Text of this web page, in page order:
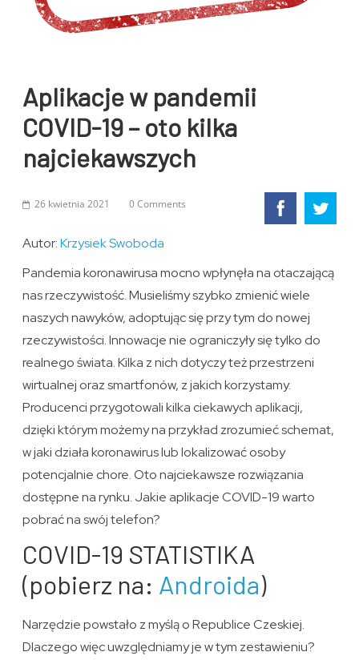
Aplikacje w pandemii
COVID-19 – oto kilka
najciekawszych
26 kwietnia 2021 0 Comments
Autor:Krzysiek Swoboda
Pandemia koronawirusa mocno wpłynęła na otaczającą
nas rzeczywistość. Musieliśmy szybko zmienić wiele
naszych nawyków, adoptując się przy tym do nowej
rzeczywistości. Innowacje nie ograniczyły się tylko do
realnego świata. Kilka z nich dotyczy też przestrzeni
wirtualnej oraz smartfonów, z jakich korzystamy.
Producenci przygotowali kilka ciekawych aplikacji,
dzięki którym możemy na przykład zrozumieć schemat,
w jaki działa koronawirus lub lokalizować osoby
potencjalnie chore. Oto najciekawsze rozwiązania
dostępne na rynku. Jakie aplikacje COVID-19 warto
pobrać na swój telefon?
COVID-19 STATISTIKA
(pobierz na: Androida)
Narzędzie powstało z myślą o Republice Czeskiej.
Dlaczego więc uwzględniamy je w tym zestawieniu?